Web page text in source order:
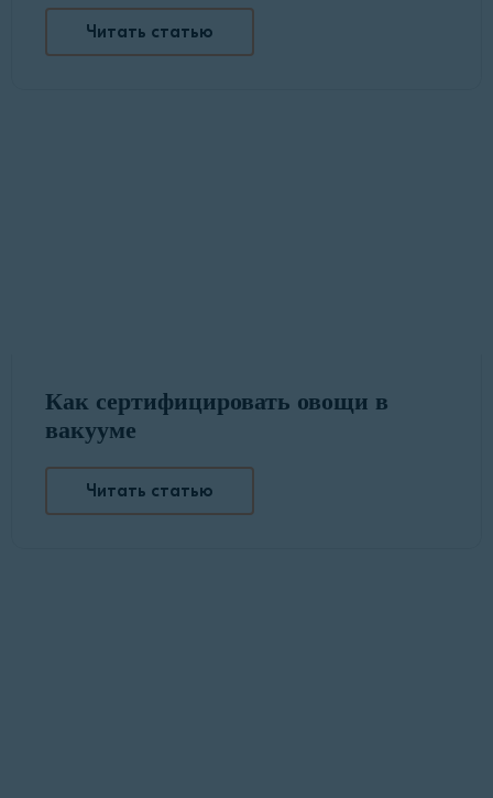
Читать статью
Как сертифицировать овощи в
вакууме
Читать статью